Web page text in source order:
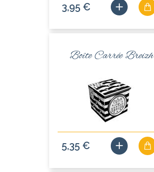
3,95 €
Boîte Carrée Breizh
5,35 €